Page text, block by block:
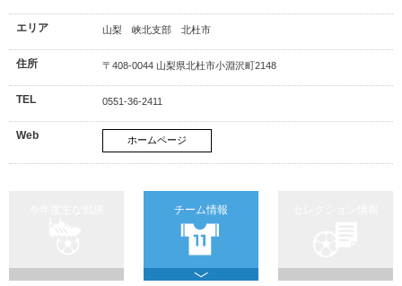
エリア 山梨 峡北支部 北杜市
住所 〒408-0044 山梨県北杜市小淵沢町2148
TEL 0551-36-2411
Web ホームページ
チーム情報